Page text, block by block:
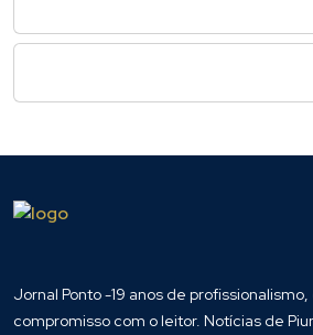
Jornal Ponto -19 anos de
compromisso com o leitor. Notícias de